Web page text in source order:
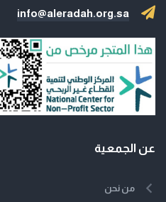
info@aleradah.org.sa
عن الجمعية
من نحن